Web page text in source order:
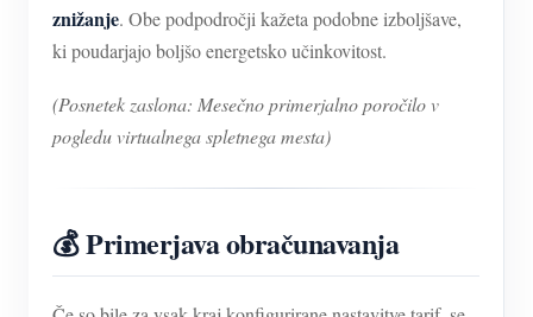
znižanje. Obe podpodročji kažeta podobne izboljšave,
ki poudarjajo boljšo energetsko učinkovitost.
(Posnetek zaslona: Mesečno primerjalno poročilo v
pogledu virtualnega spletnega mesta)
💰 Primerjava obračunavanja